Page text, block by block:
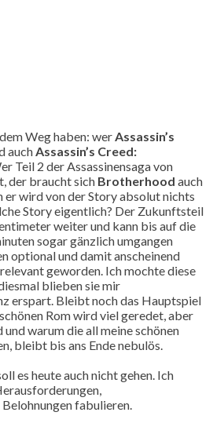
Weg haben: wer Assassin’s
auch Assassin’s Creed:
Teil 2 der Assassinensaga von
der braucht sich Brotherhood auch
er wird von der Story absolut nichts
Story eigentlich? Der Zukunftsteil
weiter und kann bis auf die
sogar gänzlich umgangen
optional und damit anscheinend
geworden. Ich mochte diese
blieben sie mir
erspart. Bleibt noch das Hauptspiel
Rom wird viel geredet, aber
warum die all meine schönen
bleibt bis ans Ende nebulös.
es heute auch nicht gehen. Ich
fabulieren.